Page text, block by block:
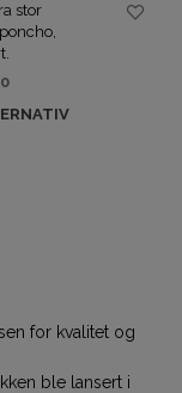
stor
for kvalitet og
ble lansert i